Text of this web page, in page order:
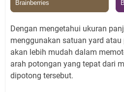
Dengan mengetahui ukuran
menggunakan satuan yard atau
akan lebih mudah dalam
arah potongan yang tepat dari
dipotong tersebut.